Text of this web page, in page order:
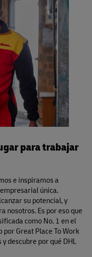
los servicios Same
DHL Express.
para trabajar
e inspiramos a
única.
su potencial, y
nosotros. Es por eso que
como No. 1 en el
Great Place To Work
descubre por qué DHL